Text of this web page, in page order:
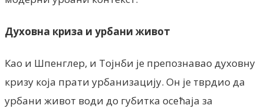
Духовна криза и урбани живот
Као и Шпенглер, и Тојнби је препознавао духовну
кризу која прати урбанизацију. Он је тврдио да
урбани живот води до губитка осећаја за